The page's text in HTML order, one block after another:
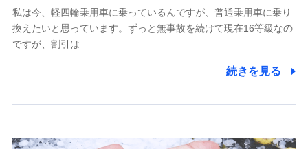
(https://pshoken.co.jp/)
リトルファミリー少額短期保険株式会社
(https://www.littlefamily-ssi.com/)
郵便、電話、およびＥメール等により、当社と取引のあるも
た維持管理等の委託業務遂行のため、またそれらに付帯、関
私は今、軽四輪乗用車に乗っているんですが、普通乗用車に乗り
換えたいと思っています。ずっと無事故を続けて現在16等級なの
ですが、割引は…
続きを見る